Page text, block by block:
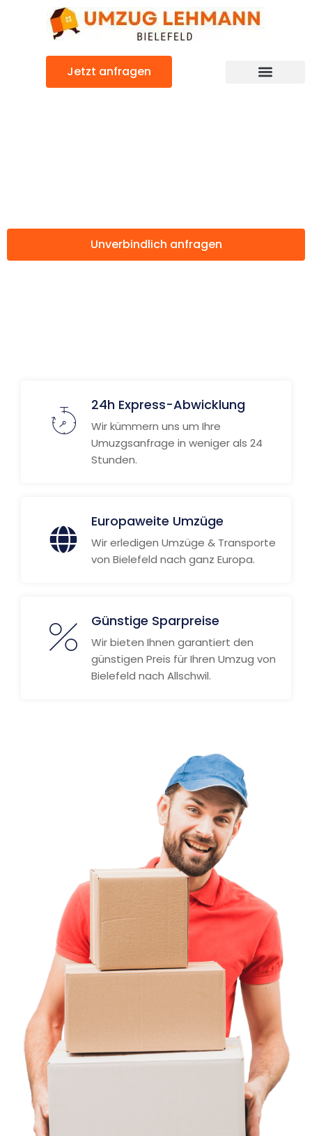
Jetzt anfragen
Unverbindlich anfragen
24h Express-Abwicklung
Wir kümmern uns um Ihre
Umuzgsanfrage in weniger als 24
Stunden.
Europaweite Umzüge
Wir erledigen Umzüge & Transporte
von Bielefeld nach ganz Europa.
Günstige Sparpreise
Wir bieten Ihnen garantiert den
günstigen Preis für Ihren Umzug von
Bielefeld nach Allschwil.